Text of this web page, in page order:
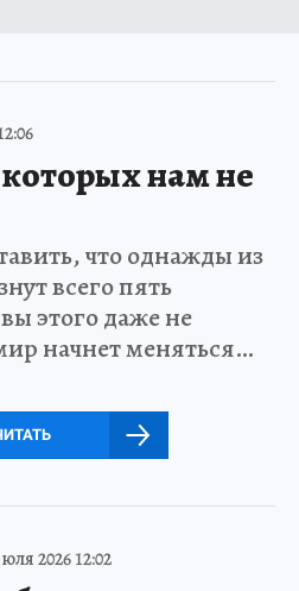
нам не
что однажды из
всего пять
этого даже не
начнет меняться…
2026 12:02